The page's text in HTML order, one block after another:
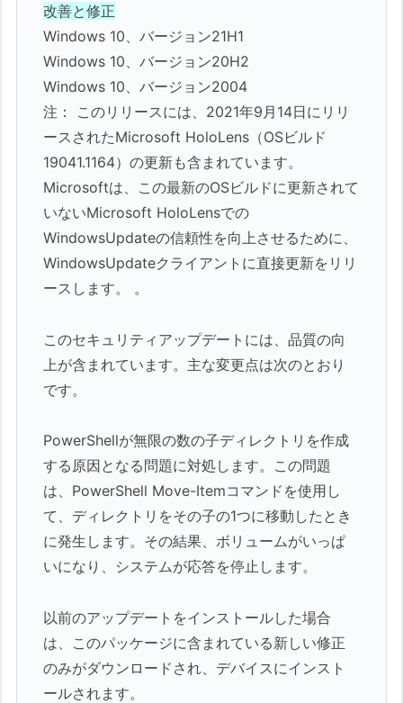
改善と修正
Windows 10、バージョン21H1
Windows 10、バージョン20H2
Windows 10、バージョン2004
注： このリリースには、2021年9月14日にリリ
ースされたMicrosoft HoloLens（OSビルド
19041.1164）の更新も含まれています。
Microsoftは、この最新のOSビルドに更新されて
いないMicrosoft HoloLensでの
WindowsUpdateの信頼性を向上させるために、
WindowsUpdateクライアントに直接更新をリリ
ースします。 。
このセキュリティアップデートには、品質の向
上が含まれています。主な変更点は次のとおり
です。
PowerShellが無限の数の子ディレクトリを作成
する原因となる問題に対処します。この問題
は、PowerShell Move-Itemコマンドを使用し
て、ディレクトリをその子の1つに移動したとき
に発生します。その結果、ボリュームがいっぱ
いになり、システムが応答を停止します。
以前のアップデートをインストールした場合
は、このパッケージに含まれている新しい修正
のみがダウンロードされ、デバイスにインスト
ールされます。